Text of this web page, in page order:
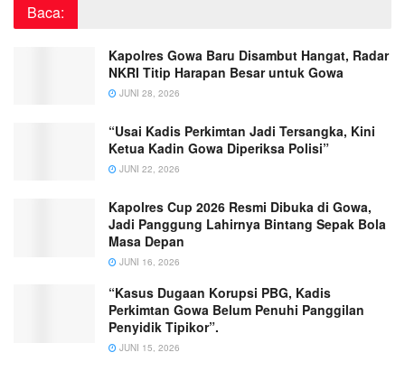
Baca:
Kapolres Gowa Baru Disambut Hangat, Radar
NKRI Titip Harapan Besar untuk Gowa
JUNI 28, 2026
“Usai Kadis Perkimtan Jadi Tersangka, Kini
Ketua Kadin Gowa Diperiksa Polisi”
JUNI 22, 2026
Kapolres Cup 2026 Resmi Dibuka di Gowa,
Jadi Panggung Lahirnya Bintang Sepak Bola
Masa Depan
JUNI 16, 2026
“Kasus Dugaan Korupsi PBG, Kadis
Perkimtan Gowa Belum Penuhi Panggilan
Penyidik Tipikor”.
JUNI 15, 2026